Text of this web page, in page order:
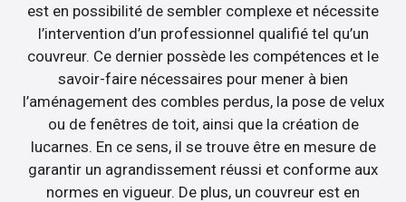
est en possibilité de sembler complexe et nécessite
l’intervention d’un professionnel qualifié tel qu’un
couvreur. Ce dernier possède les compétences et le
savoir-faire nécessaires pour mener à bien
l’aménagement des combles perdus, la pose de velux
ou de fenêtres de toit, ainsi que la création de
lucarnes. En ce sens, il se trouve être en mesure de
garantir un agrandissement réussi et conforme aux
normes en vigueur. De plus, un couvreur est en